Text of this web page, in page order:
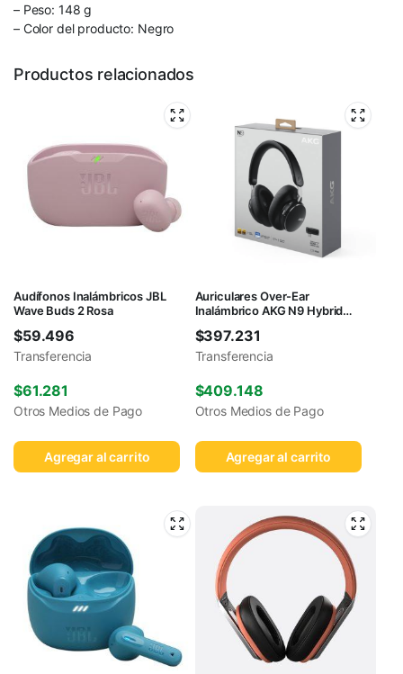
– Peso: 148 g
– Color del producto: Negro
Productos relacionados
Audífonos Inalámbricos JBL
Wave Buds 2 Rosa
$59.496
Transferencia
$61.281
Otros Medios de Pago
Agregar al carrito
Auriculares Over-Ear
Inalámbrico AKG N9 Hybrid
$397.231
Transferencia
$409.148
Otros Medios de Pago
Agregar al carrito